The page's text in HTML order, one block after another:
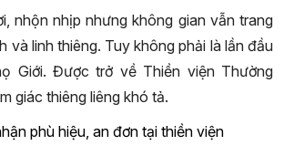
nhộn nhịp nhưng không gian vẫn trang
và linh thiêng. Tuy không phải là lần đầu
Giới. Được trở về Thiền viện Thường
giác thiêng liêng khó tả.
phù hiệu, an đơn tại thiền viện